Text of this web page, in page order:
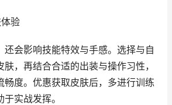
验
还会影响技能特效与手感。选择与自
，再结合合适的出装与操作习性，
畅度。优惠获取皮肤后，多进行训练
实战发挥。